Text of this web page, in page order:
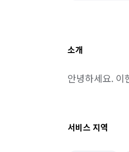
소개
안녕하세요. 이
서비스 지역